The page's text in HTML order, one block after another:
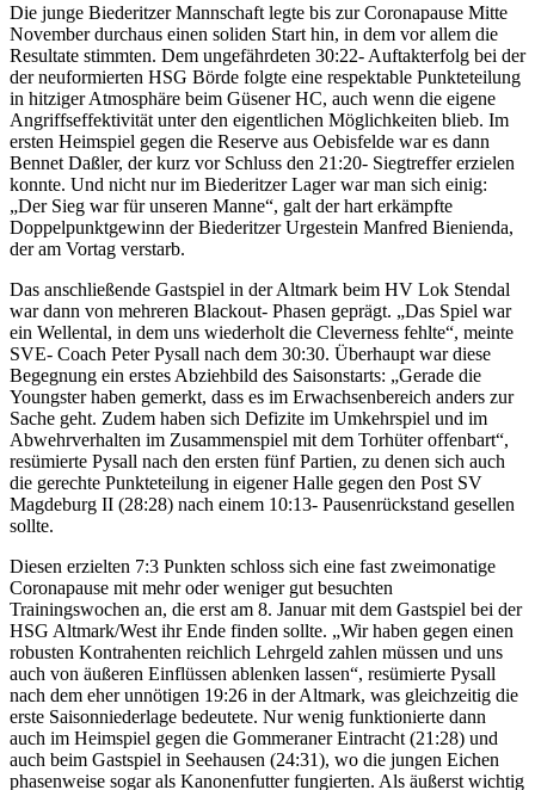
Die junge Biederitzer Mannschaft legte bis zur Coronapause Mitte
November durchaus einen soliden Start hin, in dem vor allem die
Resultate stimmten. Dem ungefährdeten 30:22- Auftakterfolg bei der
der neuformierten HSG Börde folgte eine respektable Punkteteilung
in hitziger Atmosphäre beim Güsener HC, auch wenn die eigene
Angriffseffektivität unter den eigentlichen Möglichkeiten blieb. Im
ersten Heimspiel gegen die Reserve aus Oebisfelde war es dann
Bennet Daßler, der kurz vor Schluss den 21:20- Siegtreffer erzielen
konnte. Und nicht nur im Biederitzer Lager war man sich einig:
„Der Sieg war für unseren Manne“, galt der hart erkämpfte
Doppelpunktgewinn der Biederitzer Urgestein Manfred Bienienda,
der am Vortag verstarb.
Das anschließende Gastspiel in der Altmark beim HV Lok Stendal
war dann von mehreren Blackout- Phasen geprägt. „Das Spiel war
ein Wellental, in dem uns wiederholt die Cleverness fehlte“, meinte
SVE- Coach Peter Pysall nach dem 30:30. Überhaupt war diese
Begegnung ein erstes Abziehbild des Saisonstarts: „Gerade die
Youngster haben gemerkt, dass es im Erwachsenbereich anders zur
Sache geht. Zudem haben sich Defizite im Umkehrspiel und im
Abwehrverhalten im Zusammenspiel mit dem Torhüter offenbart“,
resümierte Pysall nach den ersten fünf Partien, zu denen sich auch
die gerechte Punkteteilung in eigener Halle gegen den Post SV
Magdeburg II (28:28) nach einem 10:13- Pausenrückstand gesellen
sollte.
Diesen erzielten 7:3 Punkten schloss sich eine fast zweimonatige
Coronapause mit mehr oder weniger gut besuchten
Trainingswochen an, die erst am 8. Januar mit dem Gastspiel bei der
HSG Altmark/West ihr Ende finden sollte. „Wir haben gegen einen
robusten Kontrahenten reichlich Lehrgeld zahlen müssen und uns
auch von äußeren Einflüssen ablenken lassen“, resümierte Pysall
nach dem eher unnötigen 19:26 in der Altmark, was gleichzeitig die
erste Saisonniederlage bedeutete. Nur wenig funktionierte dann
auch im Heimspiel gegen die Gommeraner Eintracht (21:28) und
auch beim Gastspiel in Seehausen (24:31), wo die jungen Eichen
phasenweise sogar als Kanonenfutter fungierten. Als äußerst wichtig